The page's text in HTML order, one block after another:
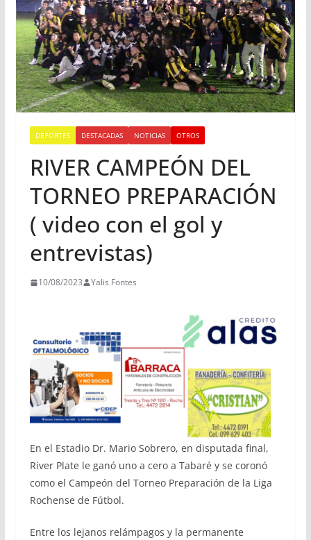
DEPORTES DESTACADAS NOTICIAS OTROS
RIVER CAMPEÓN DEL
TORNEO PREPARACIÓN
( video con el gol y
entrevistas)
10/08/2023 Yalis Fontes
En el Estadio Dr. Mario Sobrero, en disputada final,
River Plate le ganó uno a cero a Tabaré y se coronó
como el Campeón del Torneo Preparación de la Liga
Rochense de Fútbol.
Entre los lejanos relámpagos y la permanente